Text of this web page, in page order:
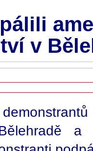
v